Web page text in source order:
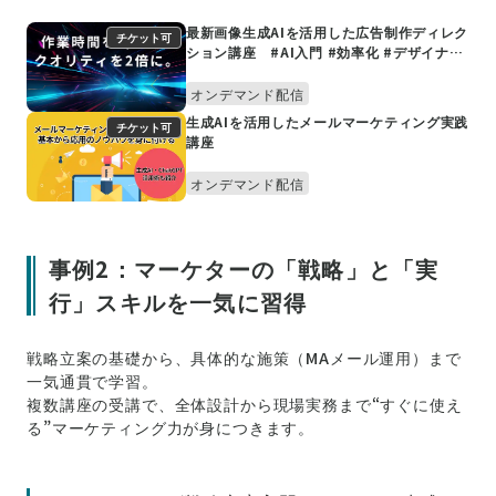
チケット可
最新画像生成AIを活用した広告制作ディレク
ション講座 #AI入門 #効率化 #デザイナー
オンデマンド配信
チケット可
生成AIを活用したメールマーケティング実践
講座
オンデマンド配信
事例2：マーケターの「戦略」と「実
行」スキルを一気に習得
戦略立案の基礎から、具体的な施策（MAメール運用）まで
一気通貫で学習。
複数講座の受講で、全体設計から現場実務まで“すぐに使え
る”マーケティング力が身につきます。